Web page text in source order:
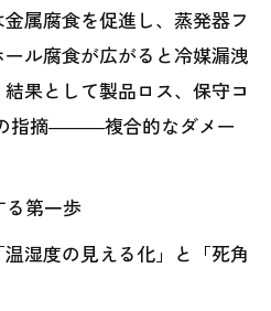
属腐食を促進し、蒸発器フ
ル腐食が広がると冷媒漏洩
果として製品ロス、保守コ
指摘―――複合的なダメー
る第一歩
湿度の見える化」と「死角